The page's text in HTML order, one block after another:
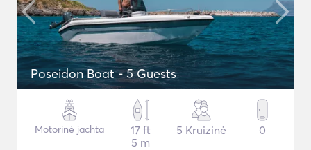
Poseidon Boat - 5 Guests
Motorinė jachta
17 ft
5 m
5 Kruizinė 0